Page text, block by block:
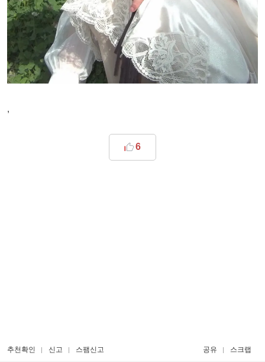
,
6
추천확인 신고 스팸신고 공유 스크랩